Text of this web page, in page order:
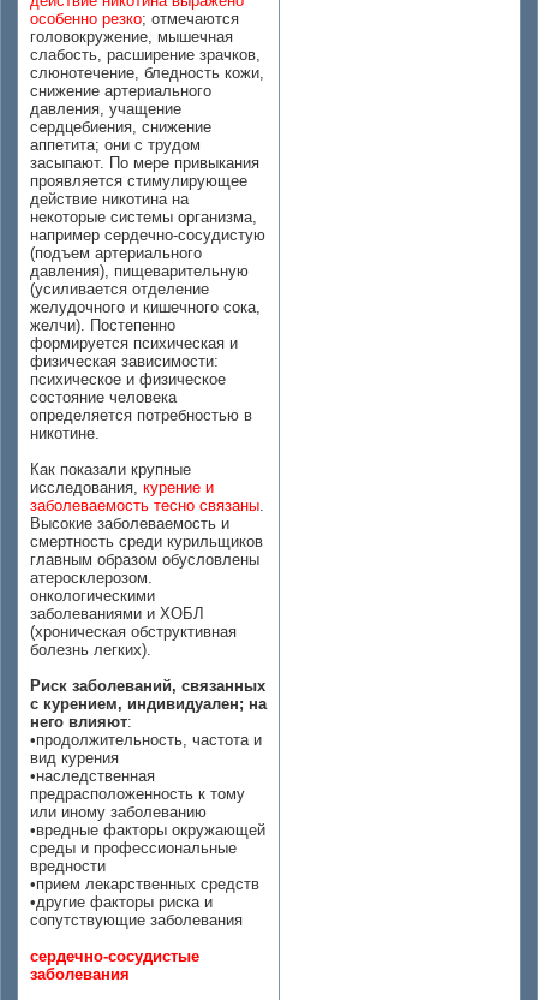
особенно резко; отмечаются
головокружение, мышечная
слабость, расширение зрачков,
слюнотечение, бледность кожи,
снижение артериального
давления, учащение
сердцебиения, снижение
аппетита; они с трудом
засыпают. По мере привыкания
проявляется стимулирующее
действие никотина на
некоторые системы организма,
например сердечно-сосудистую
(подъем артериального
давления), пищеварительную
(усиливается отделение
желудочного и кишечного сока,
желчи). Постепенно
формируется психическая и
физическая зависимости:
психическое и физическое
состояние человека
определяется потребностью в
никотине.
Как показали крупные
исследования, курение и
заболеваемость тесно связаны.
Высокие заболеваемость и
смертность среди курильщиков
главным образом обусловлены
атеросклерозом.
онкологическими
заболеваниями и ХОБЛ
(хроническая обструктивная
болезнь легких).
Риск заболеваний, связанных
с курением, индивидуален; на
него влияют:
•продолжительность, частота и
вид курения
•наследственная
предрасположенность к тому
или иному заболеванию
•вредные факторы окружающей
среды и профессиональные
вредности
•прием лекарственных средств
•другие факторы риска и
сопутствующие заболевания
сердечно-сосудистые
заболевания